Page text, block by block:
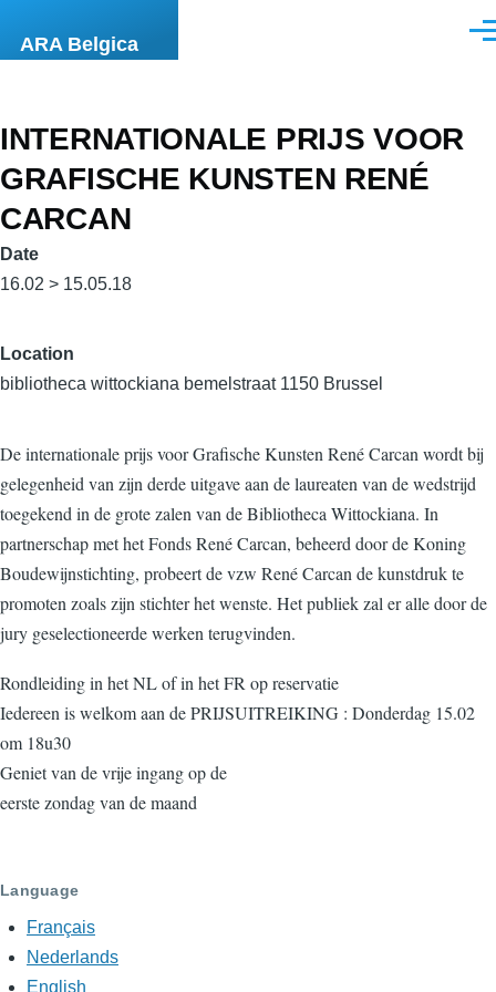
ARA Belgica
INTERNATIONALE PRIJS VOOR
GRAFISCHE KUNSTEN RENÉ
CARCAN
Date
16.02 > 15.05.18
Location
bibliotheca wittockiana bemelstraat 1150 Brussel
De internationale prijs voor Grafische Kunsten René Carcan wordt bij
gelegenheid van zijn derde uitgave aan de laureaten van de wedstrijd
toegekend in de grote zalen van de Bibliotheca Wittockiana. In
partnerschap met het Fonds René Carcan, beheerd door de Koning
Boudewijnstichting, probeert de vzw René Carcan de kunstdruk te
promoten zoals zijn stichter het wenste. Het publiek zal er alle door de
jury geselectioneerde werken terugvinden.
Rondleiding in het NL of in het FR op reservatie
Iedereen is welkom aan de PRIJSUITREIKING : Donderdag 15.02
om 18u30
Geniet van de vrije ingang op de
eerste zondag van de maand
Language
Français
Nederlands
English